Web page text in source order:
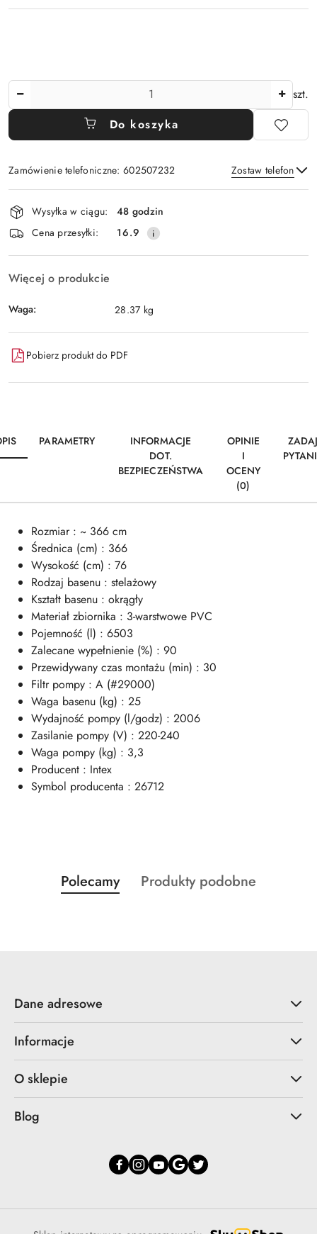
szt.
Do koszyka
Zamówienie telefoniczne: 602507232 Zostaw telefon
Wyślij
Dostępność
i
dostawa
Wysyłka w ciągu:
48 godzin
Cena przesyłki:
16.9
Więcej o produkcie
Waga: 28.37 kg
Pobierz produkt do PDF
PARAMETRY
INFORMACJE
DOT.
BEZPIECZEŃSTWA
OPINIE
I
OCENY
(0)
Rozmiar : ~ 366 cm
Średnica (cm) : 366
Wysokość (cm) : 76
Rodzaj basenu : stelażowy
Kształt basenu : okrągły
Materiał zbiornika : 3-warstwowe PVC
Pojemność (l) : 6503
Zalecane wypełnienie (%) : 90
Przewidywany czas montażu (min) : 30
Filtr pompy : A (#29000)
Waga basenu (kg) : 25
Wydajność pompy (l/godz) : 2006
Zasilanie pompy (V) : 220-240
Waga pompy (kg) : 3,3
Producent : Intex
Symbol producenta : 26712
Pomiń karuzelę produktów
Produkty
o
Polecamy
Produkty
Produkty podobne
Dane adresowe
Informacje
O sklepie
Blog